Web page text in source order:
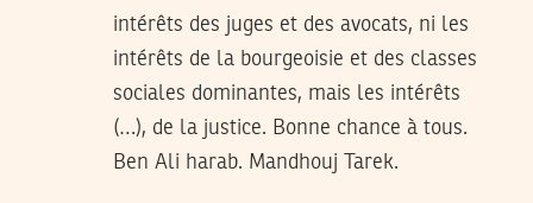
intérêts des juges et des avocats, ni les
intérêts de la bourgeoisie et des classes
sociales dominantes, mais les intérêts
(…), de la justice. Bonne chance à tous.
Ben Ali harab. Mandhouj Tarek.